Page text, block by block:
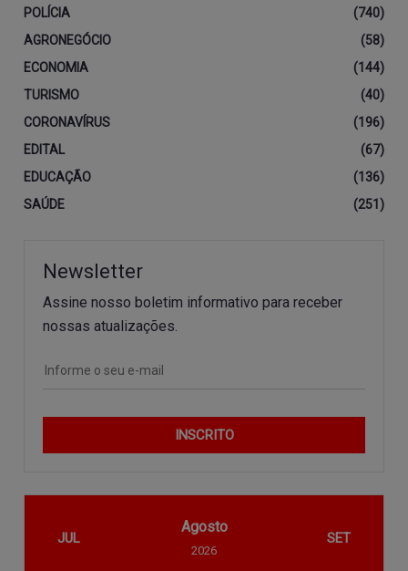
POLÍCIA
(740)
AGRONEGÓCIO
(58)
ECONOMIA
(144)
TURISMO
(40)
CORONAVÍRUS
(196)
EDITAL
(67)
EDUCAÇÃO
(136)
SAÚDE
(251)
Newsletter
Assine nosso boletim informativo para receber
nossas atualizações.
INSCRITO
JUL
Agosto
2026
SET